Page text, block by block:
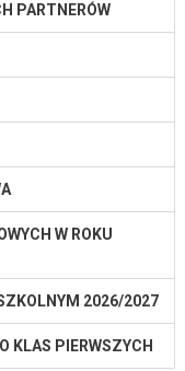
PARTNERÓW
W ROKU
2026/2027
KLAS PIERWSZYCH